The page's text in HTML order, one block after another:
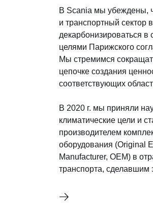
В Scania мы убеждены,
и транспортный сектор
декарбонизироваться в
целями Парижского
Мы стремимся
цепочке создания
соответствующих
В 2020 г. мы приняли
климатические цели и
производителем
оборудования (Original
Manufacturer, OEM) в
транспорта, сделавшим